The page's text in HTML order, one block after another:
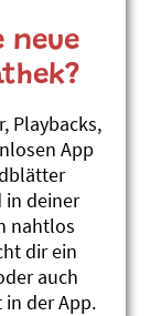
neue
Playbacks,
App
in deiner
nahtlos
dir ein
auch
der App.